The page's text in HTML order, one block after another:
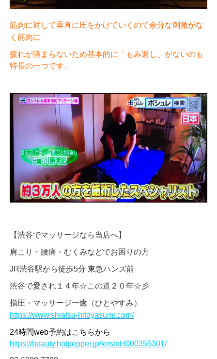
筋肉に対して垂直に圧をかけていくので余分な刺激がな
く筋肉に
疲れが溜まらないため基本的に「もみ返し」がないのも
特長の一つです。
【渋谷でマッサージなら当店へ】
肩こり・腰痛・むくみなどでお困りの方
JR渋谷駅から徒歩5分 東急ハンズ前
渋谷で愛され１４年☆この道２０年☆彡
指圧・マッサージ一癒（ひとやすみ）
https://www.shiatsu-hitoyasumi.com/
24時間web予約はこちらから
https://beauty.hotpepper.jp/kr/slnH000355301/